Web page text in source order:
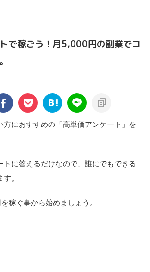
で稼ごう！月5,000円の副業でコ
方におすすめの「高単価アンケート」を
トに答えるだけなので、誰にでもできる
。
稼ぐ事から始めましょう。